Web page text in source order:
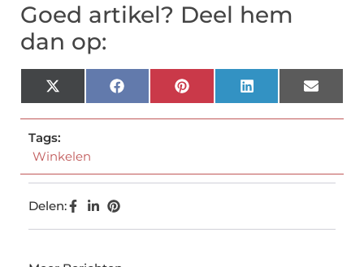
Goed artikel? Deel hem
dan op:
X
(Twitter)
Facebook Pinterest LinkedIn Email
Tags:
Winkelen
Delen: